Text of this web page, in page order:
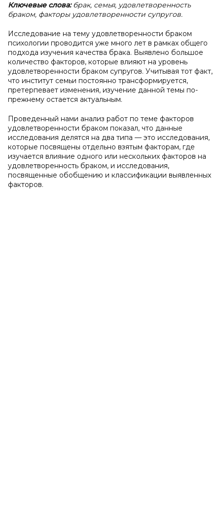
Ключевые слова:брак, семья, удовлетворенность
браком, факторы удовлетворенности супругов.
Исследование на тему удовлетворенности браком
психологии проводится уже много лет в рамках общего
подхода изучения качества брака. Выявлено большое
количество факторов, которые влияют на уровень
удовлетворенности браком супругов. Учитывая тот факт,
что институт семьи постоянно трансформируется,
претерпевает изменения, изучение данной темы по-
прежнему остается актуальным.
Проведенный нами анализ работ по теме факторов
удовлетворенности браком показал, что данные
исследования делятся на два типа — это исследования,
которые посвящены отдельно взятым факторам, где
изучается влияние одного или нескольких факторов на
удовлетворенность браком, и исследования,
посвященные обобщению и классификации выявленных
факторов.